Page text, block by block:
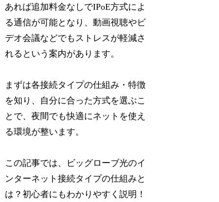
あれば追加料金なしでIPoE方式によ
る通信が可能となり、動画視聴やビ
デオ会議などでもストレスが軽減さ
れるという案内があります。
まずは各接続タイプの仕組み・特徴
を知り、自分に合った方式を選ぶこ
とで、夜間でも快適にネットを使え
る環境が整います。
この記事では、ビッグローブ光のイ
ンターネット接続タイプの仕組みと
は？初心者にもわかりやすく説明！